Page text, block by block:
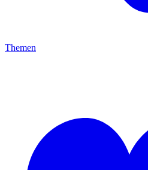
Themen